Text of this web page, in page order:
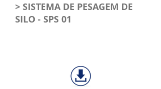
> SISTEMA DE PESAGEM DE
SILO - SPS 01